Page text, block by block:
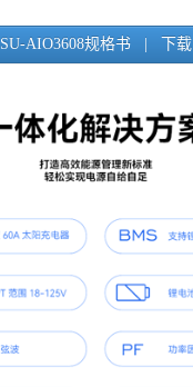
SU-AIO3608规格书 | 下载